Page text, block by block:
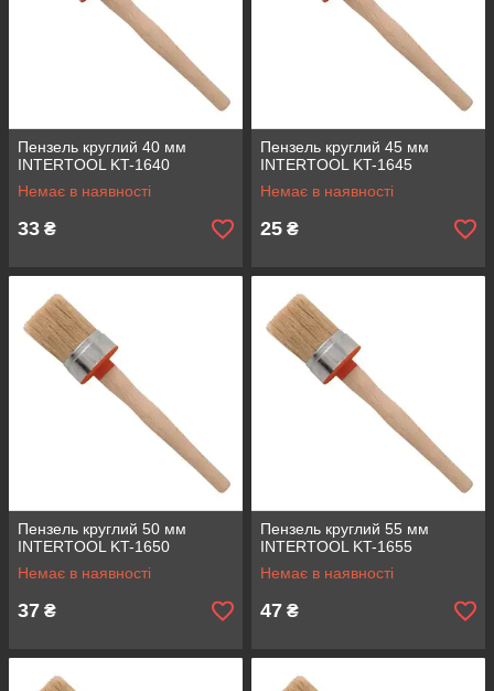
Пензель круглий 40 мм
INTERTOOL KT-1640
Немає в наявності
33 ₴
Пензель круглий 45 мм
INTERTOOL KT-1645
Немає в наявності
25 ₴
Пензель круглий 50 мм
INTERTOOL KT-1650
Немає в наявності
37 ₴
Пензель круглий 55 мм
INTERTOOL KT-1655
Немає в наявності
47 ₴